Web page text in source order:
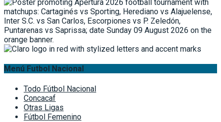
Menú Futbol Nacional
Todo Fútbol Nacional
Concacaf
Otras Ligas
Fútbol Femenino